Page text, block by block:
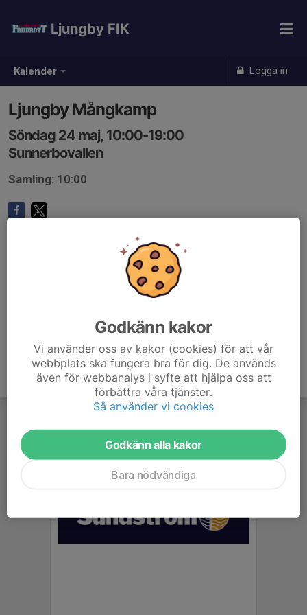
Kalender Logga in
Ljungby FIK
Ljungby Mångkamp
Söndag 24 maj, 10:00-19:00
Sunnerbovallen
Samling: 10:00
Godkänn kakor
Vi använder oss av kakor (cookies) för att vår
webbplats ska fungera bra för dig. De används
även för webbanalys i syfte att hjälpa oss att
förbättra våra tjänster.
Så använder vi cookies
Godkänn alla kakor
Bara nödvändiga